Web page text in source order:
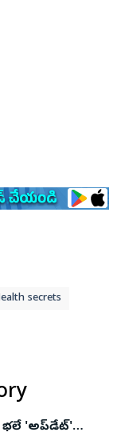
secrets
భలే 'అప్‌డేట్‌'